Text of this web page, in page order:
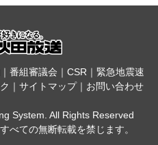
｜ 番組審議会 ｜ CSR｜ 緊急地震速
｜ サイトマップ｜ お問い合わせ
System. All Rights Reserved
べての無断転載を禁じます。